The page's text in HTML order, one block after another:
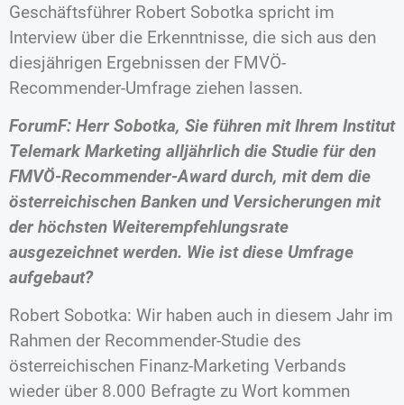
Geschäftsführer Robert Sobotka spricht im
Interview über die Erkenntnisse, die sich aus den
diesjährigen Ergebnissen der FMVÖ-
Recommender-Umfrage ziehen lassen.
ForumF: Herr Sobotka, Sie führen mit Ihrem Institut
Telemark Marketing alljährlich die Studie für den
FMVÖ-Recommender-Award durch, mit dem die
österreichischen Banken und Versicherungen mit
der höchsten Weiterempfehlungsrate
ausgezeichnet werden. Wie ist diese Umfrage
aufgebaut?
Robert Sobotka: Wir haben auch in diesem Jahr im
Rahmen der Recommender-Studie des
österreichischen Finanz-Marketing Verbands
wieder über 8.000 Befragte zu Wort kommen